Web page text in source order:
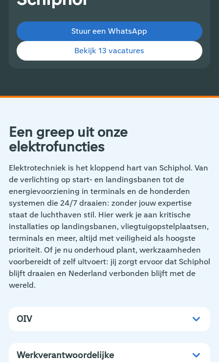
Stuur een WhatsApp
Bekijk 13 vacatures
Een greep uit onze
elektrofuncties
Elektrotechniek is het kloppend hart van Schiphol. Van
de verlichting op start- en landingsbanen tot de
energievoorziening in terminals en de honderden
systemen die 24/7 draaien: zonder jouw expertise
staat de luchthaven stil. Hier werk je aan kritische
installaties op landingsbanen, vliegtuigopstelplaatsen,
terminals en meer, altijd met veiligheid als hoogste
prioriteit. Of je nu onderhoud plant, werkzaamheden
voorbereidt of zelf uitvoert: jij zorgt ervoor dat Schiphol
blijft draaien en Nederland verbonden blijft met de
wereld.
OIV
Werkverantwoordelijke